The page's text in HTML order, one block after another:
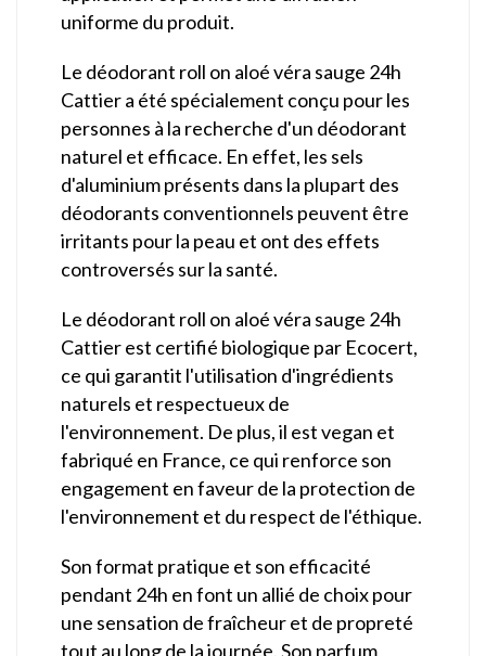
uniforme du produit.
Le déodorant roll on aloé véra sauge 24h
Cattier a été spécialement conçu pour les
personnes à la recherche d'un déodorant
naturel et efficace. En effet, les sels
d'aluminium présents dans la plupart des
déodorants conventionnels peuvent être
irritants pour la peau et ont des effets
controversés sur la santé.
Le déodorant roll on aloé véra sauge 24h
Cattier est certifié biologique par Ecocert,
ce qui garantit l'utilisation d'ingrédients
naturels et respectueux de
l'environnement. De plus, il est vegan et
fabriqué en France, ce qui renforce son
engagement en faveur de la protection de
l'environnement et du respect de l'éthique.
Son format pratique et son efficacité
pendant 24h en font un allié de choix pour
une sensation de fraîcheur et de propreté
tout au long de la journée. Son parfum